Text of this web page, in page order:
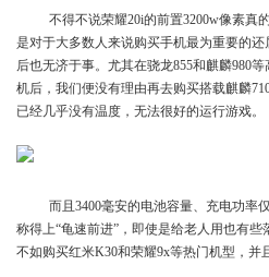
不得不说荣耀20i的前置3200w像素真
是对于大多数人来说购买手机最为重要的
后也无济于事。尤其在骁龙855和麒麟980
机后，我们便没有理由再去购买搭载麒麟
已经几乎没有温度，无法很好的运行游戏。
而且3400毫安的电池容量、充电功率
称得上“龟速前进”，即使是给老人用也有
不如购买红米K30和荣耀9x等热门机型，并